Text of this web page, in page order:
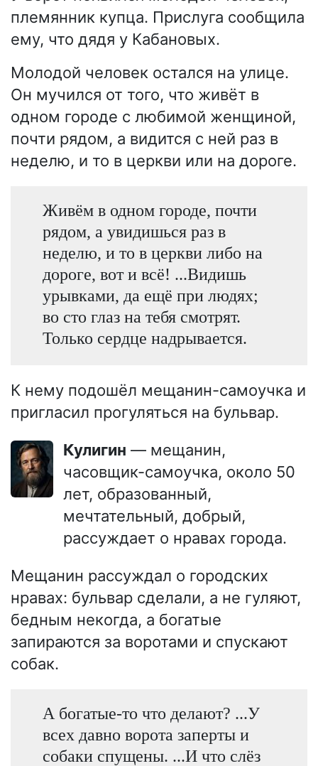
племянник купца. Прислуга сообщила
ему, что дядя у Кабановых.
Молодой человек остался на улице.
Он мучился от того, что живёт в
одном городе с любимой женщиной,
почти рядом, а видится с ней раз в
неделю, и то в церкви или на дороге.
Живём в одном городе, почти
рядом, а увидишься раз в
неделю, и то в церкви либо на
дороге, вот и всё! ...Видишь
урывками, да ещё при людях;
во сто глаз на тебя смотрят.
Только сердце надрывается.
К нему подошёл мещанин-самоучка и
пригласил прогуляться на бульвар.
Кулигин — мещанин,
часовщик-самоучка, около 50
лет, образованный,
мечтательный, добрый,
рассуждает о нравах города.
Мещанин рассуждал о городских
нравах: бульвар сделали, а не гуляют,
бедным некогда, а богатые
запираются за воротами и спускают
собак.
А богатые-то что делают? ...У
всех давно ворота заперты и
собаки спущены. ...И что слёз